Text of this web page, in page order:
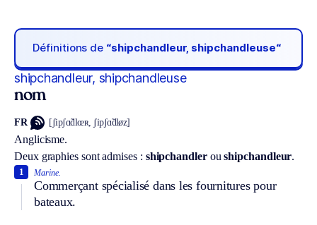
Définitions de “shipchandleur, shipchandleuse“
shipchandleur, shipchandleuse
nom
FR [ʃipʃɑ̃dlœʀ, ʃipʃɑ̃dløz]
Anglicisme.
Deux graphies sont admises : shipchandleroushipchandleur.
Marine.
Commerçant spécialisé dans les fournitures pour
bateaux.
1